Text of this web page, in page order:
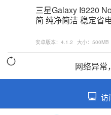
三星Galaxy I9220
简 纯净简洁 稳定省
安卓版本：4.1.2 大小：500MB
网络异常
访